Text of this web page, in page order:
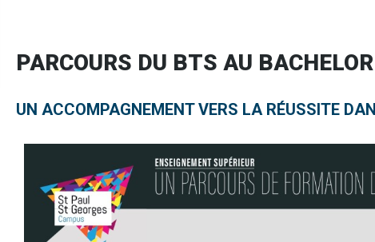
PARCOURS DU BTS AU BACHELOR
UN ACCOMPAGNEMENT VERS LA RÉUSSITE